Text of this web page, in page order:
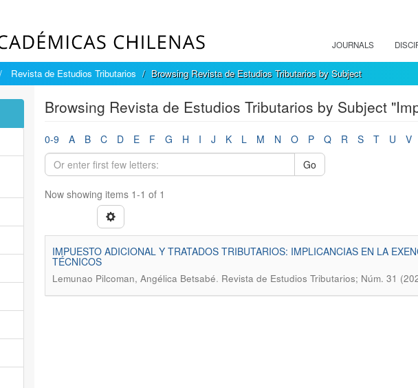
JOURNALS
Revista de Estudios Tributarios Browsing Revista de Estudios Tributarios by Subject
Browsing Revista de Estudios Tributarios by Subject
0-9 A B C D E F G H I J K L M N O P Q R S T U V
Go
Now showing items 1-1 of 1
IMPUESTO ADICIONAL Y TRATADOS TRIBUTARIOS: IMPLICANCIAS EN LA
TÉCNICOS
Lemunao Pilcoman, Angélica Betsabé. Revista de Estudios Tributarios; Núm. 31